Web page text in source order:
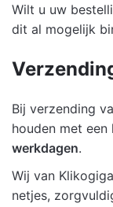
Wilt u uw
dit al mogelijk
Bij verzending
houden met
werkdagen.
Wij van
netjes,